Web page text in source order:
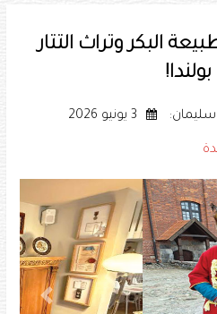
البكر وتراث التتار
سليمان:
Next